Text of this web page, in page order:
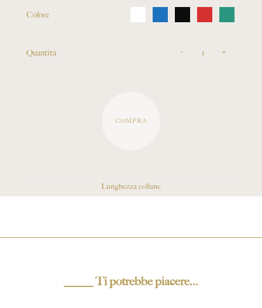
Colore
Quantità - +
COMPRA
Lunghezza collane
Ti potrebbe piacere...